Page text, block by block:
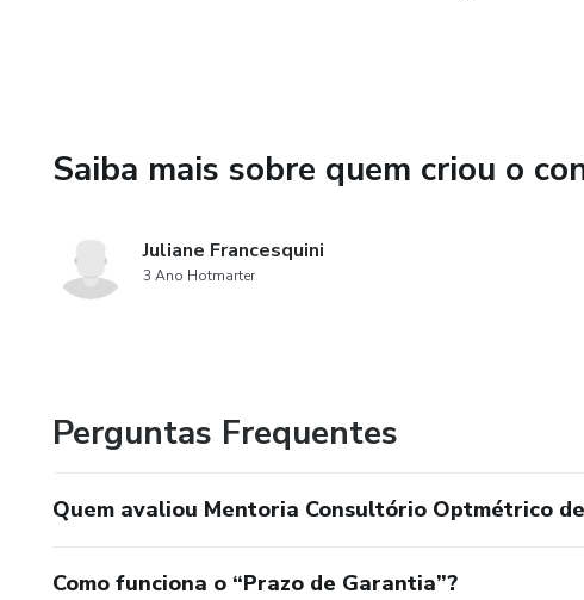
Saiba mais sobre quem criou o
Juliane Francesquini
3 Ano Hotmarter
Perguntas Frequentes
Quem avaliou Mentoria Consultório Optmétrico
Como funciona o “Prazo de Garantia”?